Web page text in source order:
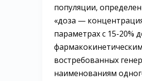
популяции,
«доза —
параметрах с 15-20%
востребованных
наименованиям